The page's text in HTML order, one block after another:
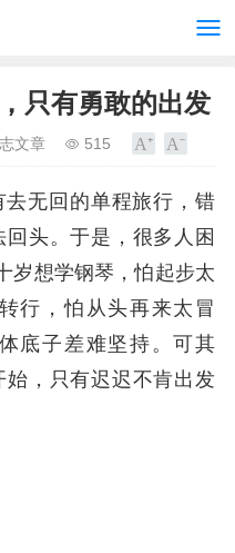
只有勇敢的出发
文章 515
无回的单程旅行，错
头。于是，很多人困
岁想学钢琴，怕起步太
行，怕从头再来太冒
底子差难坚持。可其
，只有迟迟不肯出发